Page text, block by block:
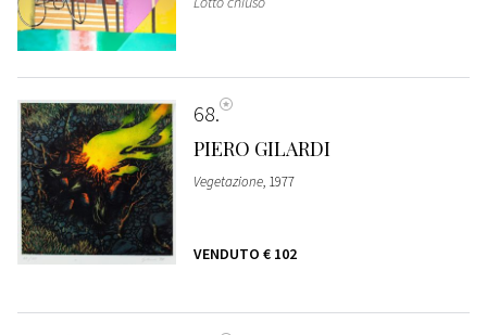
68
PIERO GILARDI
Vegetazione, 1977
VENDUTO € 102